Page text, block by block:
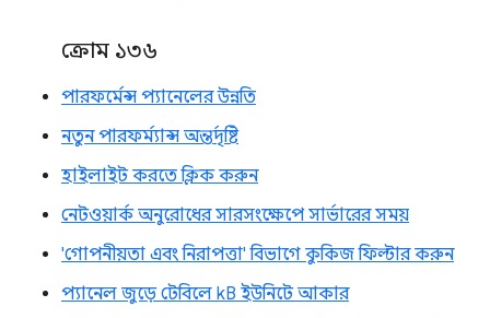
ক্রোম ১৩৬
পারফর্মেন্স প্যানেলের উন্নতি
নতুন পারফর্ম্যান্স অন্তর্দৃষ্টি
হাইলাইট করতে ক্লিক করুন
নেটওয়ার্ক অনুরোধের সারসংক্ষেপে সার্ভারের সময়
'গোপনীয়তা এবং নিরাপত্তা' বিভাগে কুকিজ ফিল্টার করুন
প্যানেল জুড়ে টেবিলে kB ইউনিটে আকার